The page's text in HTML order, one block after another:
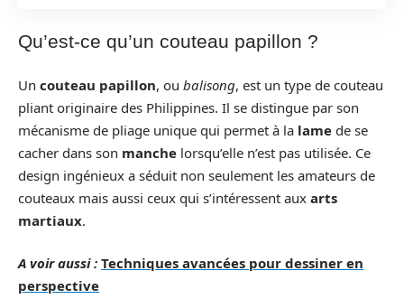
Qu’est-ce qu’un couteau papillon ?
Un couteau papillon, ou balisong, est un type de couteau
pliant originaire des Philippines. Il se distingue par son
mécanisme de pliage unique qui permet à la lame de se
cacher dans son manche lorsqu’elle n’est pas utilisée. Ce
design ingénieux a séduit non seulement les amateurs de
couteaux mais aussi ceux qui s’intéressent aux arts
martiaux.
A voir aussi : Techniques avancées pour dessiner en
perspective